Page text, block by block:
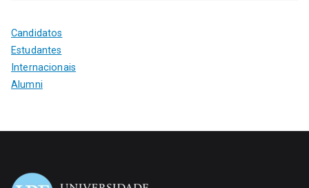
Candidatos
Estudantes
Internacionais
Alumni